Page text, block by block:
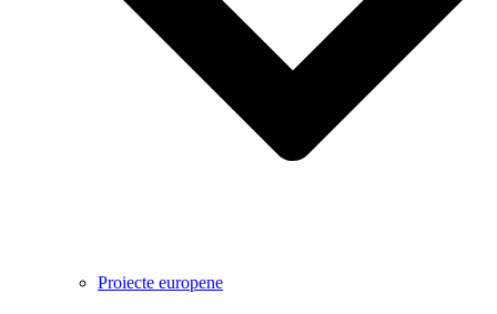
Proiecte europene